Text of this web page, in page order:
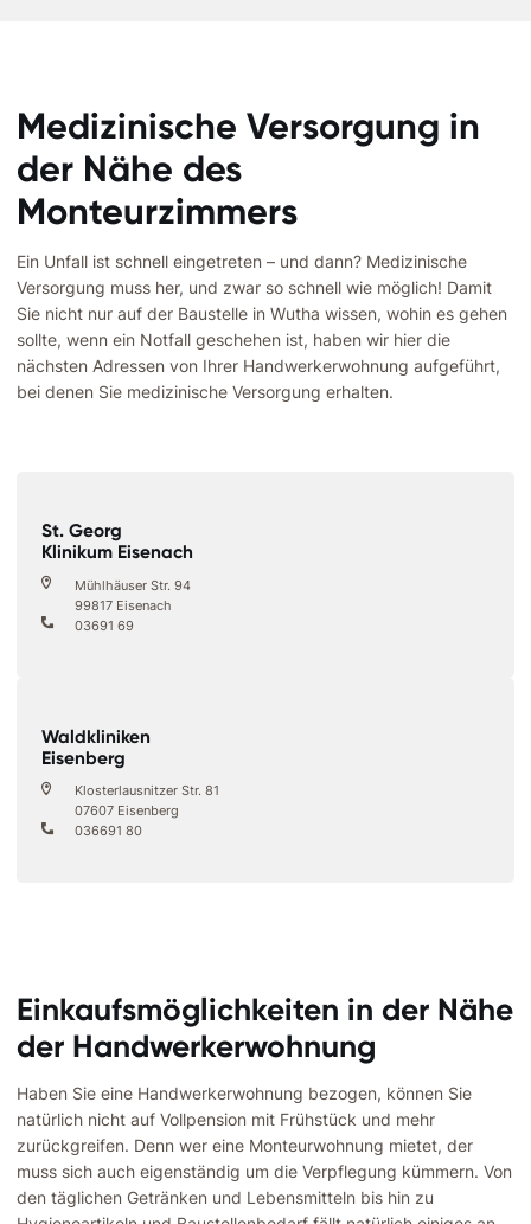
Medizinische Versorgung in
der Nähe des
Monteurzimmers
Ein Unfall ist schnell eingetreten – und dann? Medizinische
Versorgung muss her, und zwar so schnell wie möglich! Damit
Sie nicht nur auf der Baustelle in Wutha wissen, wohin es gehen
sollte, wenn ein Notfall geschehen ist, haben wir hier die
nächsten Adressen von Ihrer Handwerkerwohnung aufgeführt,
bei denen Sie medizinische Versorgung erhalten.
St. Georg
Klinikum Eisenach
Mühlhäuser Str. 94
99817 Eisenach
03691 69
Waldkliniken
Eisenberg
Klosterlausnitzer Str. 81
07607 Eisenberg
036691 80
Einkaufsmöglichkeiten in der Nähe
der Handwerkerwohnung
Haben Sie eine Handwerkerwohnung bezogen, können Sie
natürlich nicht auf Vollpension mit Frühstück und mehr
zurückgreifen. Denn wer eine Monteurwohnung mietet, der
muss sich auch eigenständig um die Verpflegung kümmern. Von
den täglichen Getränken und Lebensmitteln bis hin zu